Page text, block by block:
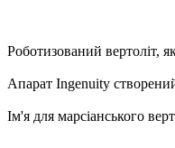
Роботизований вертоліт,
Апарат Ingenuity
Ім'я для марсіанського